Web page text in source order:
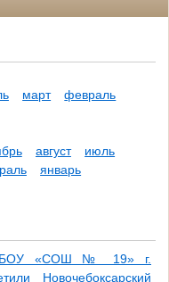
март
февраль
август
июль
январь
«СОШ № 19» г.
Новочебоксарский